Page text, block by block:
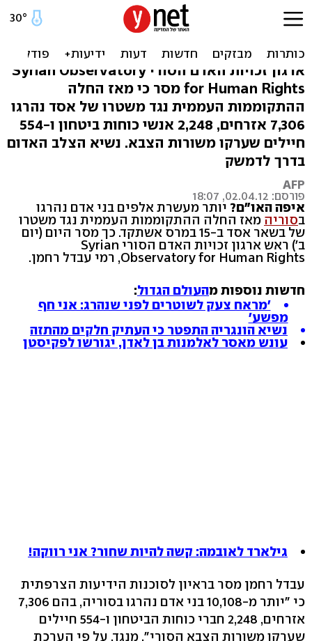
שנה עקובה מדם: "יותר
ארגון זכויות האדם הסורי Syrian Observatory
for Human Rights מסר כי מאז החלה
ההתקוממות העממית נגד משטרו של אסד נהרגו
7,306 אזרחים, 2,248 אנשי כוחות ביטחון ו-554
חיילים שערקו משורות הצבא. נשיא הצלב האדום
בדרך לדמשק
AFP
פורסם: 02.04.12, 18:07
איפה האו"ם? יותר מעשרת אלפים בני אדם נהרגו
בסוריה מאז החלה ההתקוממות העממית נגד משטרו
של בשאר אסד ב-15 במרס אשתקד. כך מסר היום (יום
ב') ראש ארגון זכויות האדם הסורי Syrian
Observatory for Human Rights, רמי עבדל רחמן.
חדשות נוספות מהעולם הגדול:
'מראח צעק לשוטרים לפני שנהרג: אני חף
מפשע'
נשיא הונגריה התפטר כי העתיק חלקים מהתזה
עונש מאסר לאלמנות בן לאדן, יגורשו לפקיסטן
גילארד לאובמה: קשה להיות שחור? אני רווקה!
עבדל רחמן מסר בראיון לסוכנות הידיעות הצרפתית
כי "יותר מ-10,108 בני אדם נהרגו בסוריה, בהם 7,306
אזרחים, 2,248 חברי כוחות הביטחון ו-554 חיילים
שערקו משורות הצבא הסורי". מנגד, על פי הערכת